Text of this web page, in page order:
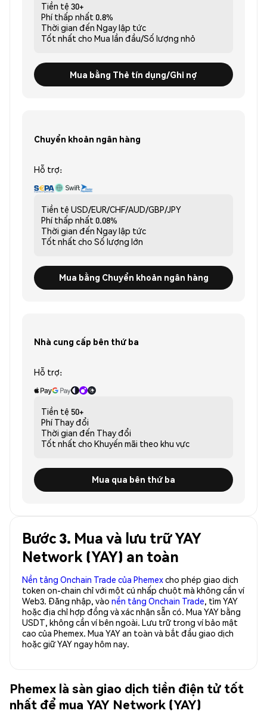
Tiền tệ 30+
Phí thấp nhất 0.8%
Thời gian đến Ngay lập tức
Tốt nhất cho Mua lần đầu/Số lượng nhỏ
Mua bằng Thẻ tín dụng/Ghi nợ
Chuyển khoản ngân hàng
Hỗ trợ:
Tiền tệ USD/EUR/CHF/AUD/GBP/JPY
Phí thấp nhất 0.08%
Thời gian đến Ngay lập tức
Tốt nhất cho Số lượng lớn
Mua bằng Chuyển khoản ngân hàng
Nhà cung cấp bên thứ ba
Hỗ trợ:
Tiền tệ 50+
Phí Thay đổi
Thời gian đến Thay đổi
Tốt nhất cho Khuyến mãi theo khu vực
Mua qua bên thứ ba
Bước 3. Mua và lưu trữ YAY
Network (YAY) an toàn
Nền tảng Onchain Trade của Phemexcho phép giao dịch
token on-chain chỉ với một cú nhấp chuột mà không cần ví
Web3. Đăng nhập, vào nền tảng Onchain Trade, tìm YAY
hoặc địa chỉ hợp đồng và xác nhận sẵn có. Mua YAY bằng
USDT, không cần ví bên ngoài. Lưu trữ trong ví bảo mật
cao của Phemex. Mua YAY an toàn và bắt đầu giao dịch
hoặc giữ YAY ngay hôm nay.
Phemex là sàn giao dịch tiền điện tử tốt
nhất để mua YAY Network (YAY)